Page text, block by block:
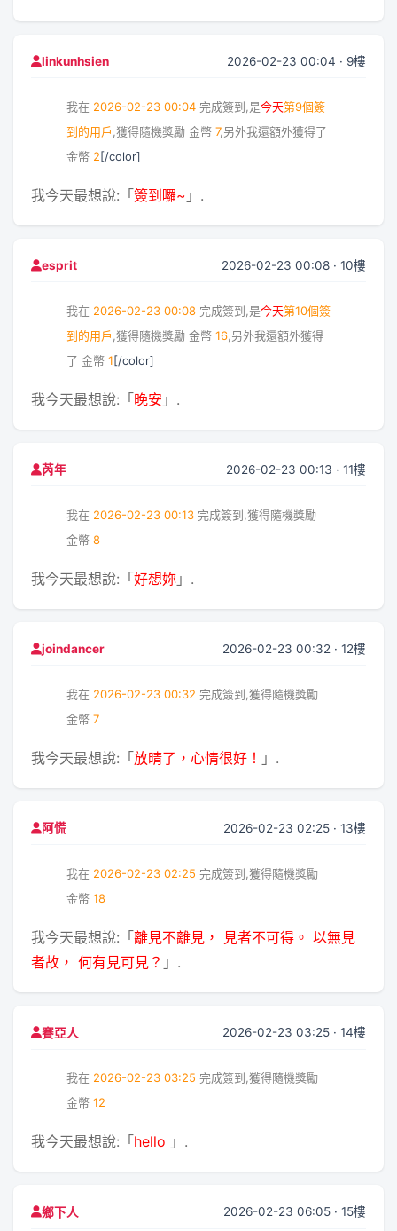
linkunhsien 2026-02-23 00:04 · 9樓
我在 2026-02-23 00:04 完成簽到,是今天第9個簽
到的用戶 ,獲得隨機獎勵 金幣 7,另外我還額外獲得了
金幣 2[/color]
我今天最想說:「簽到囉~ 」.
esprit 2026-02-23 00:08 · 10樓
我在 2026-02-23 00:08 完成簽到,是今天第10個簽
到的用戶 ,獲得隨機獎勵 金幣 16 ,另外我還額外獲得
了 金幣 1[/color]
我今天最想說:「晚安 」.
芮年 2026-02-23 00:13 · 11樓
我在 2026-02-23 00:13 完成簽到,獲得隨機獎勵
金幣 8
我今天最想說:「好想妳 」.
joindancer 2026-02-23 00:32 · 12樓
我在 2026-02-23 00:32 完成簽到,獲得隨機獎勵
金幣 7
我今天最想說:「放晴了，心情很好！ 」.
阿慌 2026-02-23 02:25 · 13樓
我在 2026-02-23 02:25 完成簽到,獲得隨機獎勵
金幣 18
我今天最想說:「 離見不離見， 見者不可得。 以無見
者故， 何有見可見？ 」.
賽亞人 2026-02-23 03:25 · 14樓
我在 2026-02-23 03:25 完成簽到,獲得隨機獎勵
金幣 12
我今天最想說:「 hello 」.
鄉下人 2026-02-23 06:05 · 15樓